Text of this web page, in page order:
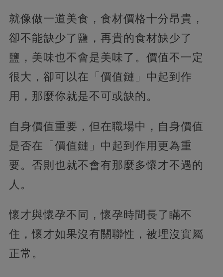
就像做一道美食，食材價格十分昂貴，
卻不能缺少了鹽，再貴的食材缺少了
鹽，美味也不會是美味了。價值不一定
很大，卻可以在「價值鏈」中起到作
用，那麼你就是不可或缺的。
自身價值重要，但在職場中，自身價值
是否在「價值鏈」中起到作用更為重
要。否則也就不會有那麼多懷才不遇的
人。
懷才與懷孕不同，懷孕時間長了瞞不
住，懷才如果沒有關聯性，被埋沒實屬
正常。